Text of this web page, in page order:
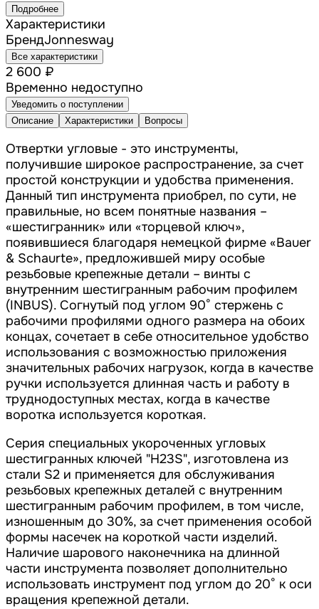
Подробнее
Характеристики
БрендJonnesway
Все характеристики
2 600 ₽
Временно недоступно
Уведомить о поступлении
Описание
Характеристики Вопросы
Отвертки угловые - это инструменты,
получившие широкое распространение, за счет
простой конструкции и удобства применения.
Данный тип инструмента приобрел, по сути, не
правильные, но всем понятные названия –
«шестигранник» или «торцевой ключ»,
появившиеся благодаря немецкой фирме «Bauer
& Schaurte», предложившей миру особые
резьбовые крепежные детали – винты с
внутренним шестигранным рабочим профилем
(INBUS). Согнутый под углом 90° стержень с
рабочими профилями одного размера на обоих
концах, сочетает в себе относительное удобство
использования с возможностью приложения
значительных рабочих нагрузок, когда в качестве
ручки используется длинная часть и работу в
труднодоступных местах, когда в качестве
воротка используется короткая.
Серия специальных укороченных угловых
шестигранных ключей "H23S", изготовлена из
стали S2 и применяется для обслуживания
резьбовых крепежных деталей с внутренним
шестигранным рабочим профилем, в том числе,
изношенным до 30%, за счет применения особой
формы насечек на короткой части изделий.
Наличие шарового наконечника на длинной
части инструмента позволяет дополнительно
использовать инструмент под углом до 20° к оси
вращения крепежной детали.